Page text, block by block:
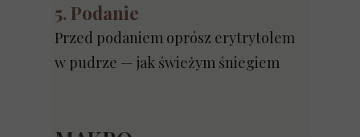
5. Podanie
Przed podaniem oprósz erytrytolem
w pudrze — jak świeżym śniegiem